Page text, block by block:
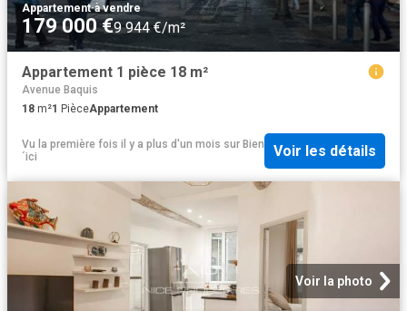
Appartement·à vendre
179 000 €9 944 €/m²
Appartement 1 pièce 18 m²
Avenue Baquis
18 m²1 PièceAppartement
Vu la première fois il y a plus d'un mois sur Bien
´ici
Voir les détails
Voir la photo